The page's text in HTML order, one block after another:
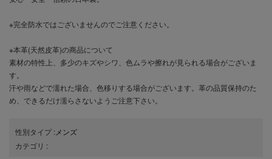
※完全防水ではございませんのでご注意ください。
※本革(天然皮革)の商品について
素材の特性上、多少のキズやシワ、色ムラや擦れが見られる場合がございま
す。
汗や雨などで濡れた場合、色移りする場合がございます。革の品質保持のた
め、できるだけ濡らさないようご注意下さい。
性別タイプ :メンズ
カテゴリ :